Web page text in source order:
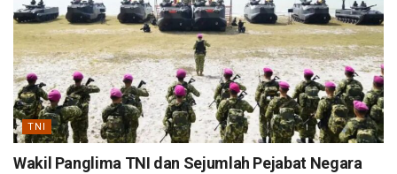
TNI
Wakil Panglima TNI dan Sejumlah Pejabat Negara